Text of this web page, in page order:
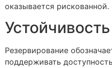
оказывается рискованной.
Резервирование
поддерживать